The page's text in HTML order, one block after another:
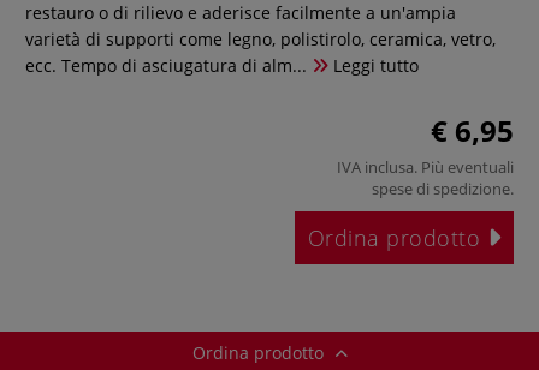
restauro o di rilievo e aderisce facilmente a un'ampia
varietà di supporti come legno, polistirolo, ceramica, vetro,
ecc. Tempo di asciugatura di alm...
Leggi tutto
€ 6,95
IVA inclusa. Più eventuali
spese di spedizione.
Ordina prodotto
Ordina prodotto